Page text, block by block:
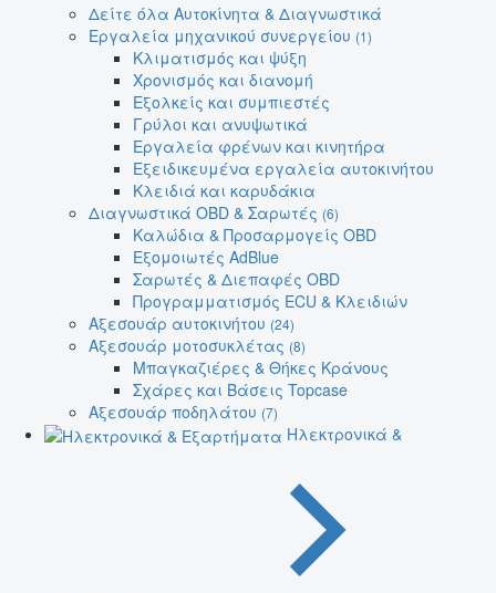
Δείτε όλα Αυτοκίνητα & Διαγνωστικά
Εργαλεία μηχανικού συνεργείου (1)
Κλιματισμός και ψύξη
Χρονισμός και διανομή
Εξολκείς και συμπιεστές
Γρύλοι και ανυψωτικά
Εργαλεία φρένων και κινητήρα
Εξειδικευμένα εργαλεία αυτοκινήτου
Κλειδιά και καρυδάκια
Διαγνωστικά OBD & Σαρωτές (6)
Καλώδια & Προσαρμογείς OBD
Εξομοιωτές AdBlue
Σαρωτές & Διεπαφές OBD
Προγραμματισμός ECU & Κλειδιών
Αξεσουάρ αυτοκινήτου (24)
Αξεσουάρ μοτοσυκλέτας (8)
Μπαγκαζιέρες & Θήκες Κράνους
Σχάρες και Βάσεις Topcase
Αξεσουάρ ποδηλάτου (7)
Ηλεκτρονικά &